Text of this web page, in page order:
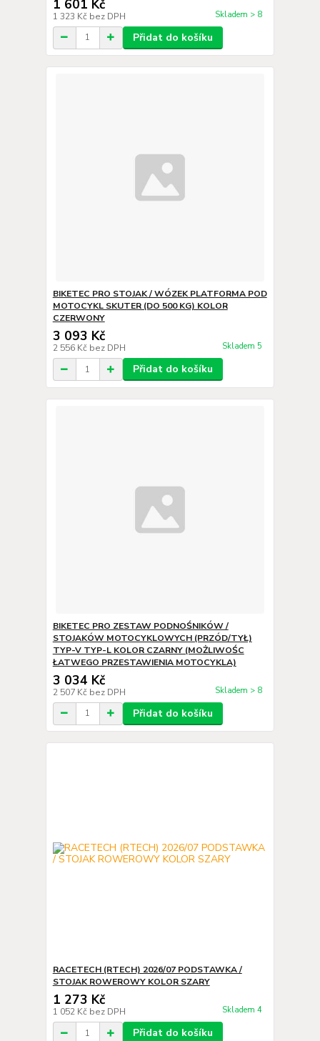
1 601 Kč
1 323 Kč bez DPH Skladem > 8
Přidat do košíku
BIKETEC PRO STOJAK / WÓZEK PLATFORMA POD
MOTOCYKL SKUTER (DO 500 KG) KOLOR
CZERWONY
3 093 Kč
2 556 Kč bez DPH Skladem 5
Přidat do košíku
BIKETEC PRO ZESTAW PODNOŚNIKÓW /
STOJAKÓW MOTOCYKLOWYCH (PRZÓD/TYŁ)
TYP-V TYP-L KOLOR CZARNY (MOŻLIWOŚC
ŁATWEGO PRZESTAWIENIA MOTOCYKLA)
3 034 Kč
2 507 Kč bez DPH Skladem > 8
Přidat do košíku
RACETECH (RTECH) 2026/07 PODSTAWKA /
STOJAK ROWEROWY KOLOR SZARY
1 273 Kč
1 052 Kč bez DPH Skladem 4
Přidat do košíku